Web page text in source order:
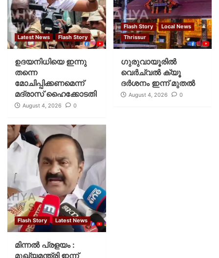
Latest News Flash Story
ഉദയനിധിയെ ഇന്നു
തന്നെ
മോചിപ്പിക്കണമെന്ന്
മദ്രാസ് ഹൈക്കോടതി
August 4, 2026 0
Flash Story
Local News
Thrissur
ഗുരുവായൂരില്‍
വെര്‍ച്വല്‍ ക്യൂ
ദര്‍ശനം ഇന്ന് മുതല്‍
August 4, 2026 0
Flash Story Latest News
മിന്നല്‍ പ്രളയം :
മുഖ്യമന്ത്രി ഇന്ന്